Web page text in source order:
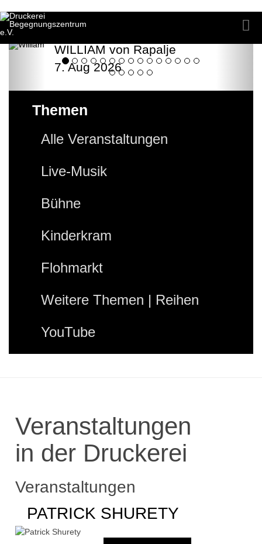
WILLIAM von Rapalje
7. Aug 2026
Themen
Alle Veranstaltungen
Live-Musik
Bühne
Kinderkram
Flohmarkt
Weitere Themen | Reihen
YouTube
Veranstaltungen
in der Druckerei
Veranstaltungen
PATRICK SHURETY